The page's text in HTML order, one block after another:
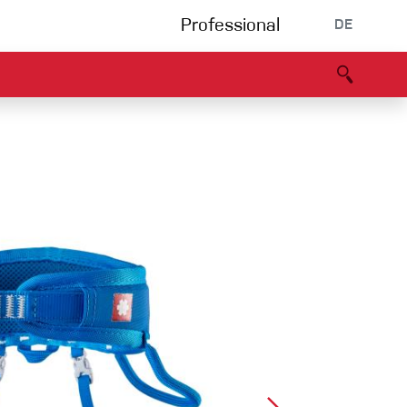
Professional DE
Multipitch/tradclimb